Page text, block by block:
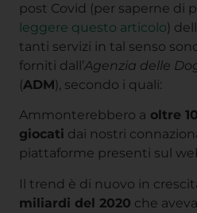
post Covid (per saperne di
leggere questo articolo)
tanti servizi in tal senso
forniti dall’Agenzia delle
(ADM), secondo i quali:
Ammonterebbero a oltre
giocati dai nostri
piattaforme presenti sul
Il trend è di nuovo in
miliardi del 2020 che